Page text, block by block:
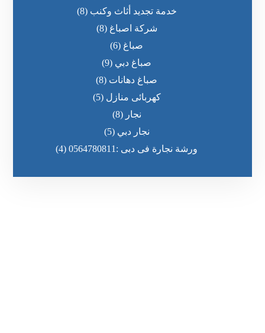
خدمة تجديد أثاث وكنب (8)
شركة اصباغ (8)
صباغ (6)
صباغ دبي (9)
صباغ دهانات (8)
كهربائى منازل (5)
نجار (8)
نجار دبي (5)
ورشة نجارة فى دبى :0564780811
(4)